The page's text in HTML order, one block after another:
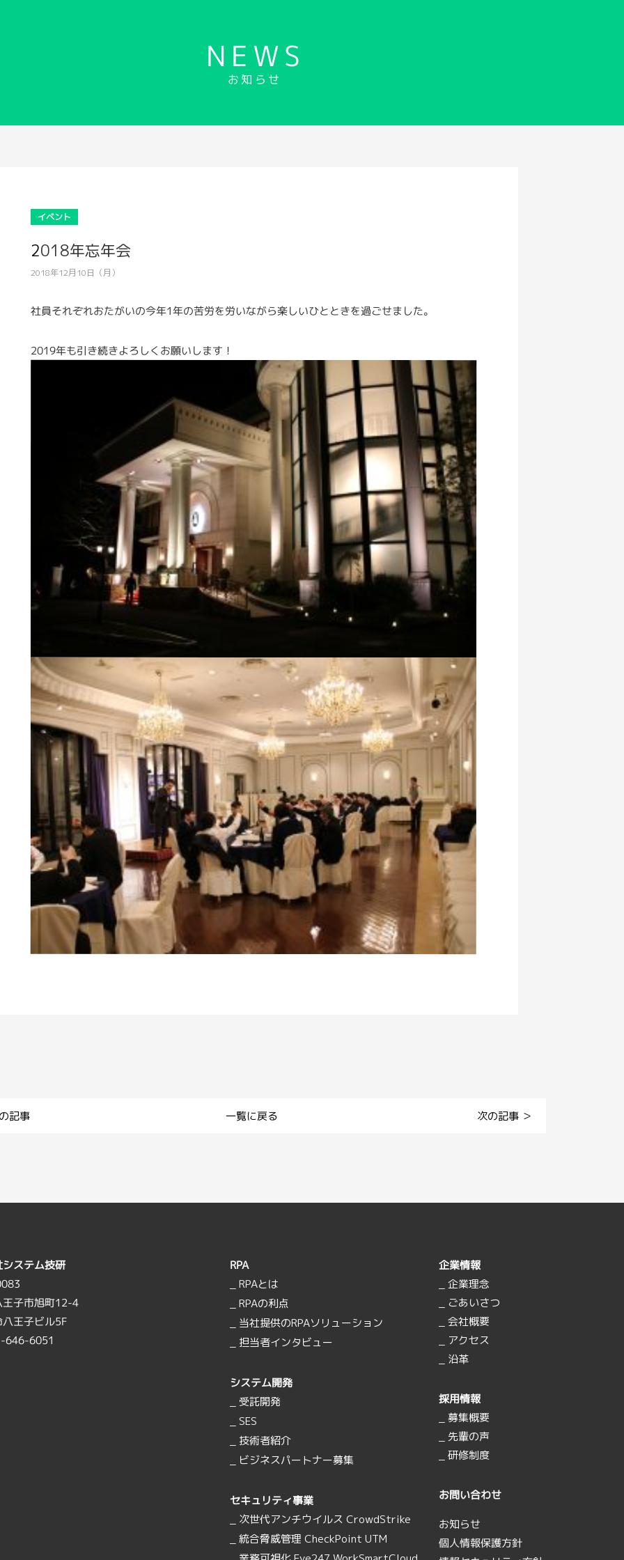
NEWS
お知らせ
イベント
2018年忘年会
2018年12月10日（月）
社員それぞれおたがいの今年1年の苦労を労いながら楽しいひとときを過ごせました。
2019年も引き続きよろしくお願いします！
記事 一覧に戻る 次の記事 ＞
ステム技研
王子市旭町12-4
王子ビル5F
6051
RPA
_ RPAとは
_ RPAの利点
_ 当社提供のRPAソリューション
_ 担当者インタビュー
システム開発
_ 受託開発
_ SES
_ 技術者紹介
_ ビジネスパートナー募集
セキュリティ事業
_ 次世代アンチウイルス CrowdStrike
_ 統合脅威管理 CheckPoint UTM
企業情報
_ 企業理念
_ ごあいさつ
_ 会社概要
_ アクセス
_ 沿革
採用情報
_ 募集概要
_ 先輩の声
_ 研修制度
お問い合わせ
お知らせ
個人情報保護方針